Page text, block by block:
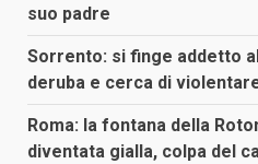
suo padre
Sorrento: si finge addetto
deruba e cerca di
Roma: la fontana della
diventata gialla, colpa del